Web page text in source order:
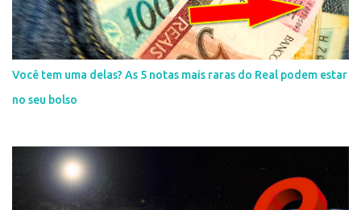
Você tem uma delas? As 5 notas mais raras do Real podem estar
no seu bolso